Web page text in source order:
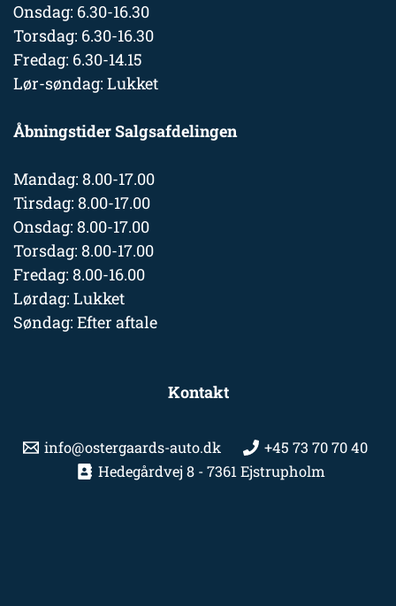
Onsdag: 6.30-16.30
Torsdag: 6.30-16.30
Fredag: 6.30-14.15
Lør-søndag: Lukket
Åbningstider Salgsafdelingen
Mandag: 8.00-17.00
Tirsdag: 8.00-17.00
Onsdag: 8.00-17.00
Torsdag: 8.00-17.00
Fredag: 8.00-16.00
Lørdag: Lukket
Søndag: Efter aftale
Kontakt
info@ostergaards-auto.dk
+45 73 70 70 40
Hedegårdvej 8 - 7361 Ejstrupholm